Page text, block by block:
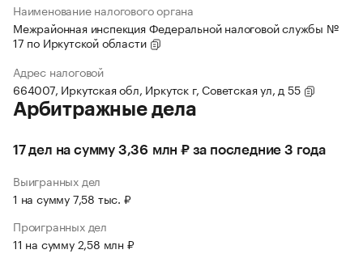
Наименование налогового органа
Межрайонная инспекция Федеральной налоговой службы №
17 по Иркутской области
Адрес налоговой
664007, Иркутская обл, Иркутск г, Советская ул, д 55
Арбитражные дела
17 дел на сумму 3,36 млн ₽ за последние 3 года
Выигранных дел
1 на сумму 7,58 тыс. ₽
Проигранных дел
11 на сумму 2,58 млн ₽